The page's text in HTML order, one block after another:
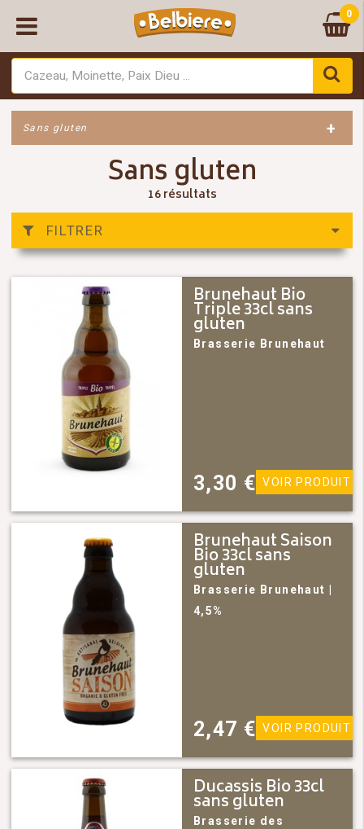
0
Sans gluten +
Sans gluten
16 résultats
FILTRER
Brunehaut Bio
Triple 33cl sans
gluten
Brasserie Brunehaut
3,30 € VOIR PRODUIT
Brunehaut Saison
Bio 33cl sans
gluten
Brasserie Brunehaut
4,5%
2,47 € VOIR PRODUIT
Ducassis Bio 33cl
sans gluten
Brasserie des